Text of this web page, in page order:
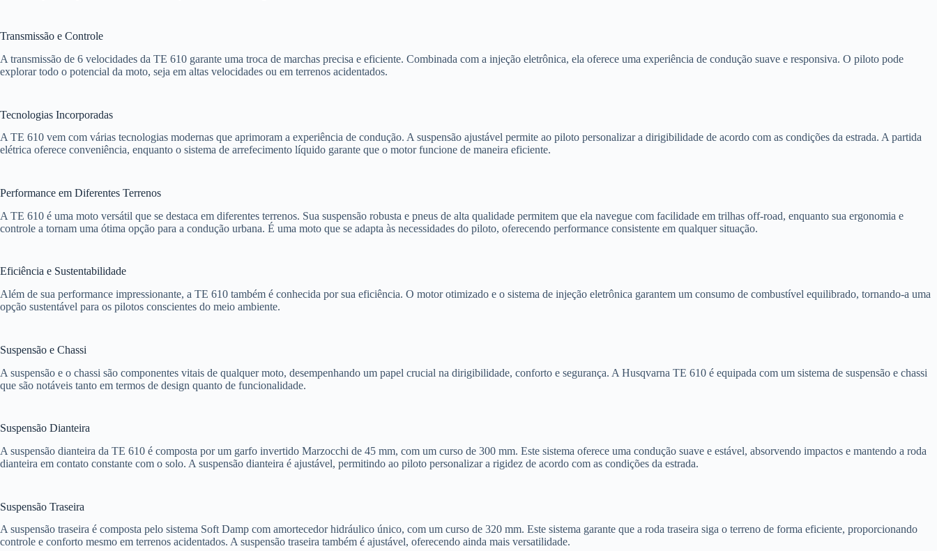
Transmissão e Controle
A transmissão de 6 velocidades da TE 610 garante uma troca de marchas precisa e eficiente. Combinada com a injeção eletrônica, ela oferece uma experiência de condução suave e responsiva. O piloto pode
explorar todo o potencial da moto, seja em altas velocidades ou em terrenos acidentados.
Tecnologias Incorporadas
A TE 610 vem com várias tecnologias modernas que aprimoram a experiência de condução. A suspensão ajustável permite ao piloto personalizar a dirigibilidade de acordo com as condições da estrada. A partida
elétrica oferece conveniência, enquanto o sistema de arrefecimento líquido garante que o motor funcione de maneira eficiente.
Performance em Diferentes Terrenos
A TE 610 é uma moto versátil que se destaca em diferentes terrenos. Sua suspensão robusta e pneus de alta qualidade permitem que ela navegue com facilidade em trilhas off-road, enquanto sua ergonomia e
controle a tornam uma ótima opção para a condução urbana. É uma moto que se adapta às necessidades do piloto, oferecendo performance consistente em qualquer situação.
Eficiência e Sustentabilidade
Além de sua performance impressionante, a TE 610 também é conhecida por sua eficiência. O motor otimizado e o sistema de injeção eletrônica garantem um consumo de combustível equilibrado, tornando-a uma
opção sustentável para os pilotos conscientes do meio ambiente.
Suspensão e Chassi
A suspensão e o chassi são componentes vitais de qualquer moto, desempenhando um papel crucial na dirigibilidade, conforto e segurança. A Husqvarna TE 610 é equipada com um sistema de suspensão e chassi
que são notáveis tanto em termos de design quanto de funcionalidade.
Suspensão Dianteira
A suspensão dianteira da TE 610 é composta por um garfo invertido Marzocchi de 45 mm, com um curso de 300 mm. Este sistema oferece uma condução suave e estável, absorvendo impactos e mantendo a roda
dianteira em contato constante com o solo. A suspensão dianteira é ajustável, permitindo ao piloto personalizar a rigidez de acordo com as condições da estrada.
Suspensão Traseira
A suspensão traseira é composta pelo sistema Soft Damp com amortecedor hidráulico único, com um curso de 320 mm. Este sistema garante que a roda traseira siga o terreno de forma eficiente, proporcionando
controle e conforto mesmo em terrenos acidentados. A suspensão traseira também é ajustável, oferecendo ainda mais versatilidade.